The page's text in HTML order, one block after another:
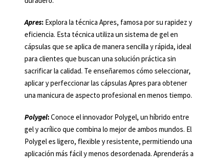
Apres: Explora la técnica Apres, famosa por su rapidez y
eficiencia. Esta técnica utiliza un sistema de gel en
cápsulas que se aplica de manera sencilla y rápida, ideal
para clientes que buscan una solución práctica sin
sacrificar la calidad. Te enseñaremos cómo seleccionar,
aplicar y perfeccionar las cápsulas Apres para obtener
una manicura de aspecto profesional en menos tiempo.
Polygel:Conoce el innovador Polygel, un híbrido entre
gel y acrílico que combina lo mejor de ambos mundos. El
Polygel es ligero, flexible y resistente, permitiendo una
aplicación más fácil y menos desordenada. Aprenderás a